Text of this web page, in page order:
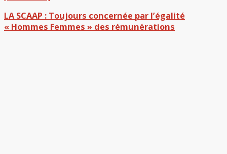
LA SCAAP : Toujours concernée par l’égalité
« Hommes Femmes » des rémunérations